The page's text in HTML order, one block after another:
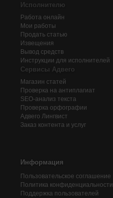
Исполнителю
Работа онлайн
Мои работы
Продать статью
Извещения
Вывод средств
Инструкции для исполнителей
Сервисы Адвего
Магазин статей
Проверка на антиплагиат
SEO-анализ текста
Проверка орфографии
Адвего Лингвист
Заказ контента и услуг
Информация
Пользовательское соглашение
Политика конфиденциальности
Поддержка пользователей